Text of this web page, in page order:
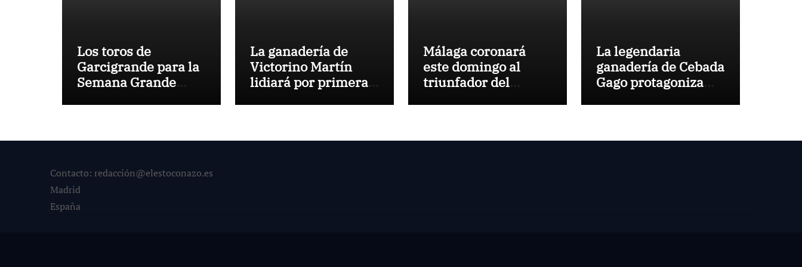
Los toros de
Garcigrande para la
Semana Grande
La ganadería de
Victorino Martín
lidiará por primera
conmemorativa de
Málaga coronará
este domingo al
triunfador del
La legendaria
ganadería de Cebada
Gago protagoniza
Contacto: redacción@elestoconazo.es
Madrid
España